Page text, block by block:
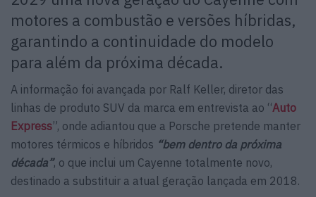
motores a combustão e versões híbridas,
garantindo a continuidade do modelo
para além da próxima década.
A informação foi avançada por Ralf Keller, diretor das
linhas de produto SUV da marca em entrevista ao “Auto
Express”, onde adiantou que a Porsche pretende manter
motores térmicos e híbridos “bem dentro da próxima
década”, o que inclui um Cayenne totalmente novo,
destinado a substituir a atual geração lançada em 2018.